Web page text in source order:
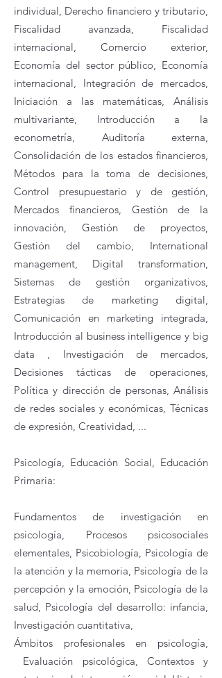
individual, Derecho financiero y tributario,
Fiscalidad avanzada, Fiscalidad
internacional, Comercio exterior,
Economía del sector público, Economía
internacional, Integración de mercados,
Iniciación a las matemáticas, Análisis
multivariante, Introducción a la
econometría, Auditoría externa,
Consolidación de los estados financieros,
Métodos para la toma de decisiones,
Control presupuestario y de gestión,
Mercados financieros, Gestión de la
innovación, Gestión de proyectos,
Gestión del cambio, International
management, Digital transformation,
Sistemas de gestión organizativos,
Estrategias de marketing digital,
Comunicación en marketing integrada,
Introducción al business intelligence y big
data , Investigación de mercados,
Decisiones tácticas de operaciones,
Política y dirección de personas, Análisis
de redes sociales y económicas, Técnicas
de expresión, Creatividad, ...
Psicología, Educación Social, Educación
Primaria:
Fundamentos de investigación en
psicología, Procesos psicosociales
elementales, Psicobiología, Psicología de
la atención y la memoria, Psicología de la
percepción y la emoción, Psicología de la
salud, Psicología del desarrollo: infancia,
Investigación cuantitativa,
Ámbitos profesionales en psicología,
Evaluación psicológica, Contextos y